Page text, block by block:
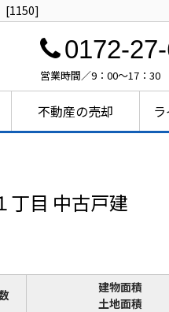
[1150]
0172-
営業時間／9：00～17：
不動産の売却
丁目 中古戸建
建物面積
土地面積